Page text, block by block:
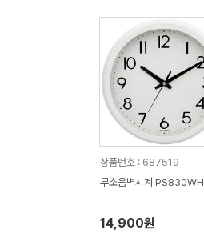
상품번호 : 687519
무소음벽시계 PS830WH
14,900원